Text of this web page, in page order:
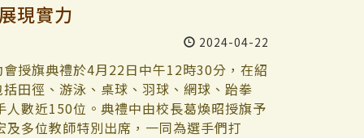
透過這些互動式學習活動，讓高中生們
知識競賽，「讓學生們重視環保議題與
最重要的是充分認識淡江大學。」本活動
學的緊密聯繫。 百齡高中三年級李宜謙表
留下了非常美好的印象。」其他高中生
學習路徑，很興奮能真正的參與，進一
現實力
2024-04-22
授旗典禮於4月22日中午12時30分，在紹
田徑、游泳、桌球、羽球、網球、跆拳
數近150位。典禮中由校長葛煥昭授旗予
多位教師特別出席，一同為選手們打